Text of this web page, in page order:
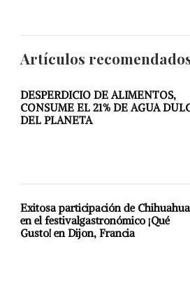
Artículos
DESPERDICIO DE ALIMENTOS,
CONSUME EL 21% DE AGUA
DEL PLANETA
Exitosa participación de Chihuahua
en el festivalgastronómico ¡Qué
Gusto! en Dijon, Francia